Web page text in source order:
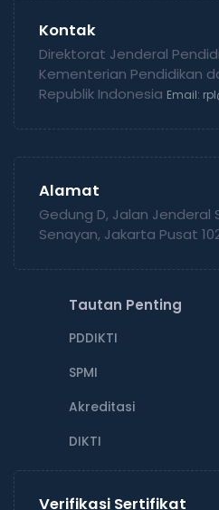
Kontak
Direktorat Jenderal
Kementerian Pendidikan
Republik Indonesia Email:
Alamat
Gedung D, Jalan Jenderal
Senayan, Jakarta Pusat
Tautan Penting
PDDIKTI
SPMI
Akreditasi
DIKTI
Verifikasi Sertifikat